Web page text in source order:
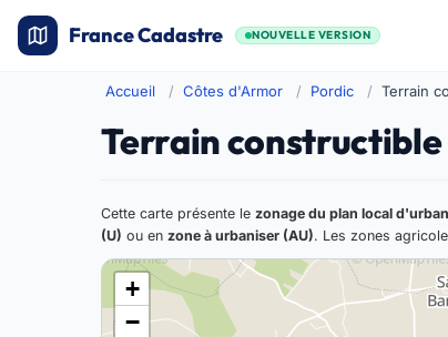
France Cadastre NOUVELLE VERSION
Accueil Côtes d'Armor Pordic Terrain
Terrain constructible
Cette carte présente lezonage du plan local
(U) ou enzone à urbaniser (AU). Les zones
+
−